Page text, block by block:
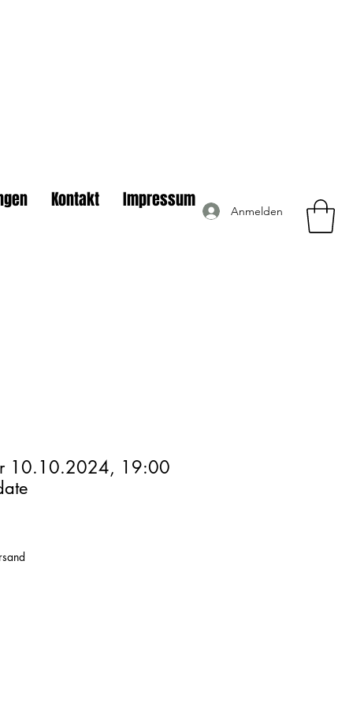
Kontakt Impressum Anmelden
10.10.2024, 19:00